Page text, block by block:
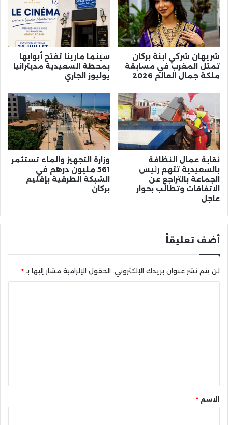
شريهان شركي ابنة بركان
تمثل المغرب في مسابقة
ملكة جمال العالم 2026
سينما مارينا تفتح أبوابها
بمحطة السعيدية مديترانيا
يوليوز الجاري
نقابة عمال النظافة
بالسعيدية تتهم رئيس
الجماعة بالتراجع عن
الاتفاقات وتطالب بحوار
عاجل
وزارة التجهيز والماء تستثمر
561 مليون درهم في
الشبكة الطرقية بإقليم
بركان
أضف تعليقاً
لن يتم نشر عنوان بريدك الإلكتروني. الحقول الإلزامية مشار إليها بـ*
* الاسم *